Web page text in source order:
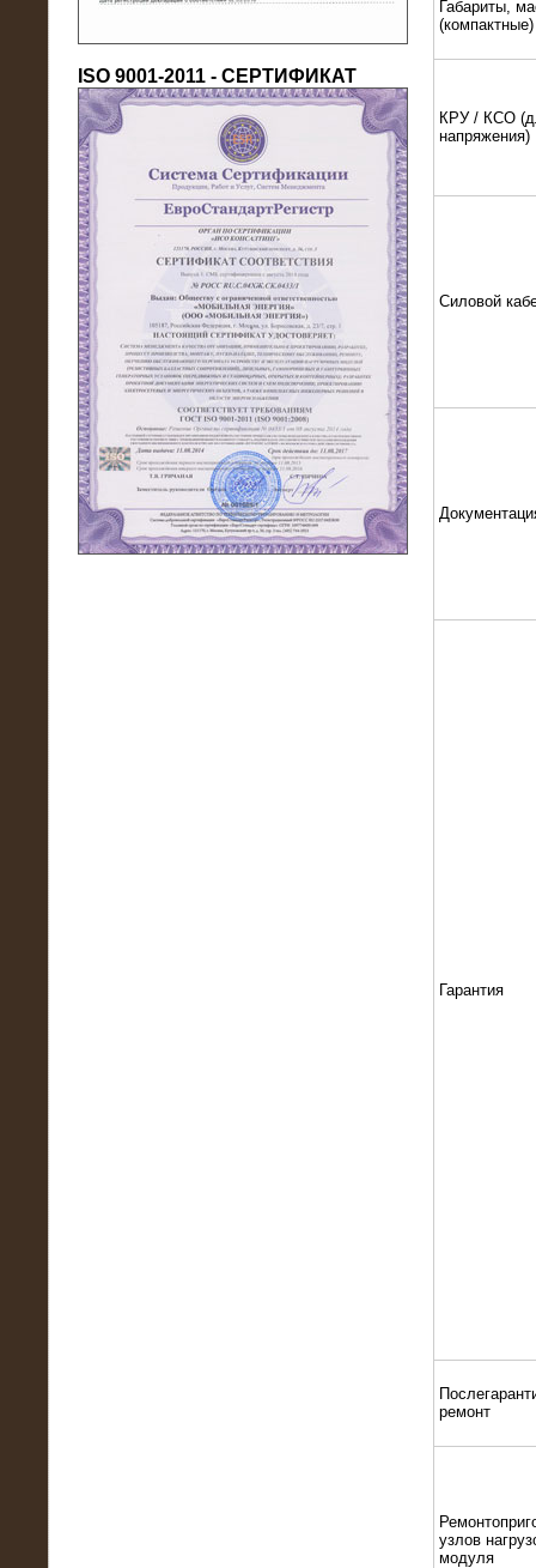
18.03.2016
Нагрузочный комплекс 80 МВт (10
кВ) + КРУ
ISO 9001-2011 - СЕРТИФИКАТ
Габариты,
(компактные)
КРУ / КСО
напряжения)
Силовой
Гарантия
ремонт
узлов
модуля